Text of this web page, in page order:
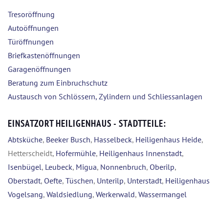
Tresoröffnung
Autoöffnungen
Türöffnungen
Briefkastenöffnungen
Garagenöffnungen
Beratung zum Einbruchschutz
Austausch von Schlössern, Zylindern und Schliessanlagen
EINSATZORT HEILIGENHAUS - STADTTEILE:
Abtsküche, Beeker Busch, Hasselbeck, Heiligenhaus Heide,
Hetterscheidt, Hofermühle, Heiligenhaus Innenstadt,
Isenbügel, Leubeck, Migua, Nonnenbruch, Oberilp,
Oberstadt, Oefte, Tüschen, Unterilp, Unterstadt, Heiligenhaus
Vogelsang, Waldsiedlung, Werkerwald, Wassermangel